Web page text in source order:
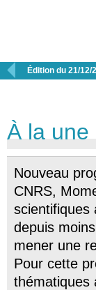
 Édition du 21/12/
À la une
Nouveau
CNRS,
scientifiques
depuis
mener une
Pour cette
thématiques